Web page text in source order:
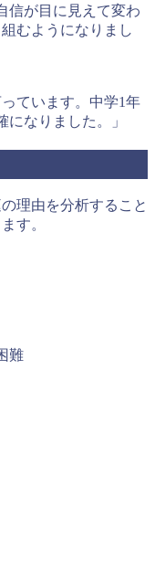
信が目に見えて変わ
むようになりまし
ています。中学1年
なりました。」
理由を分析すること
す。
難